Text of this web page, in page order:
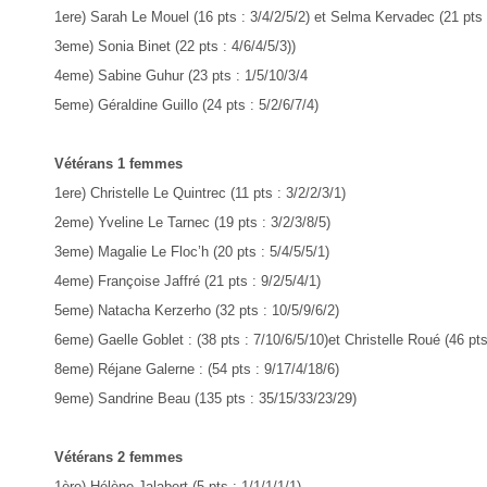
1ere) Sarah Le Mouel (16 pts : 3/4/2/5/2) et Selma Kervadec (21
3eme) Sonia Binet (22 pts : 4/6/4/5/3))
4eme) Sabine Guhur (23 pts : 1/5/10/3/4
5eme) Géraldine Guillo (24 pts : 5/2/6/7/4)
Vétérans 1 femmes
1ere) Christelle Le Quintrec (11 pts : 3/2/2/3/1)
2eme) Yveline Le Tarnec (19 pts : 3/2/3/8/5)
3eme) Magalie Le Floc’h (20 pts : 5/4/5/5/1)
4eme) Françoise Jaffré (21 pts : 9/2/5/4/1)
5eme) Natacha Kerzerho (32 pts : 10/5/9/6/2)
6eme) Gaelle Goblet : (38 pts : 7/10/6/5/10)et Christelle Roué (46
8eme) Réjane Galerne : (54 pts : 9/17/4/18/6)
9eme) Sandrine Beau (135 pts : 35/15/33/23/29)
Vétérans 2 femmes